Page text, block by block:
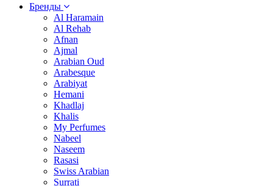
Бренды
Al Haramain
Al Rehab
Afnan
Ajmal
Arabian Oud
Arabesque
Arabiyat
Hemani
Khadlaj
Khalis
My Perfumes
Nabeel
Naseem
Rasasi
Swiss Arabian
Surrati